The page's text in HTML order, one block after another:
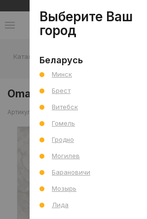
Каталог -
Omani Bianco Mat
Omani Bianco Mat
Артикул: 0000026719
Выберите Ваш
город
Беларусь
Минск
Брест
Витебск
Гомель
Гродно
Могилев
Барановичи
Мозырь
Лида